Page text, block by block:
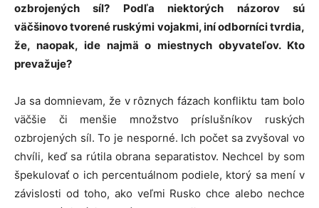
ozbrojených síl? Podľa niektorých názorov sú
väčšinovo tvorené ruskými vojakmi, iní odborníci tvrdia,
že, naopak, ide najmä o miestnych obyvateľov. Kto
prevažuje?
Ja sa domnievam, že v rôznych fázach konfliktu tam bolo
väčšie či menšie množstvo príslušníkov ruských
ozbrojených síl. To je nesporné. Ich počet sa zvyšoval vo
chvíli, keď sa rútila obrana separatistov. Nechcel by som
špekulovať o ich percentuálnom podiele, ktorý sa mení v
závislosti od toho, ako veľmi Rusko chce alebo nechce